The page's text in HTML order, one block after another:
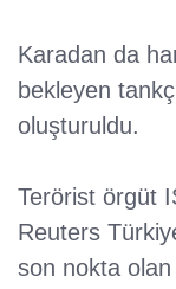
Karadan da
bekleyen
oluşturuldu.
Terörist örgüt
Reuters
son nokta